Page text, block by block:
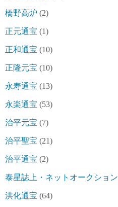
橋野高炉 (2)
正元通宝 (1)
正和通宝 (10)
正隆元宝 (10)
永寿通宝 (13)
永楽通宝 (53)
治平元宝 (7)
治平聖宝 (21)
治平通宝 (2)
泰星誌上・ネットオークション
洪化通宝 (64)